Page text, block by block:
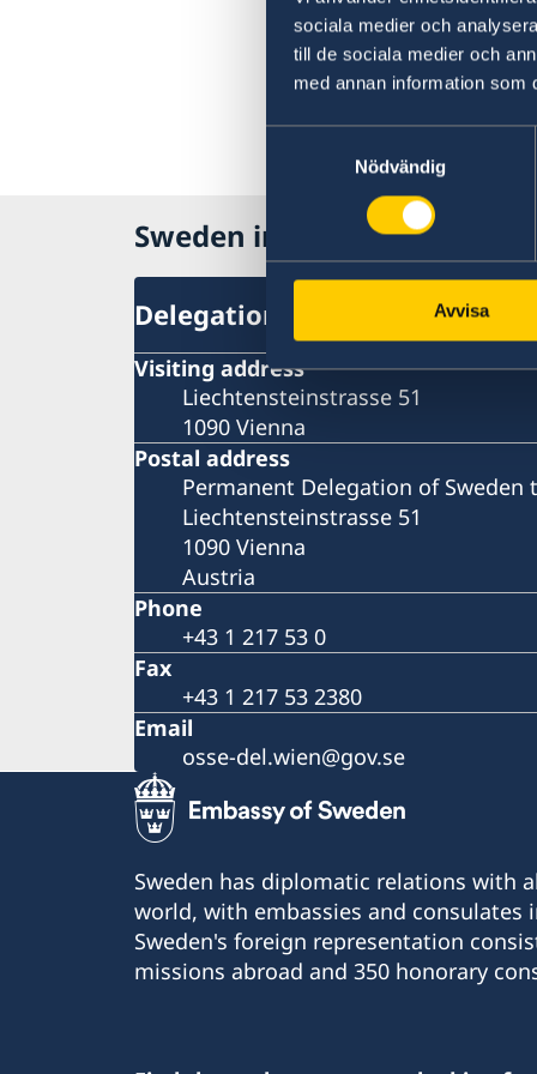
sociala medier och
till de sociala medier och
med annan information som
Nödvändig
Avvisa
Sweden in OSCE
Delegation
Visiting address
Liechtensteinstrasse 51
1090 Vienna
Postal address
Permanent Delegation of Sweden
Liechtensteinstrasse 51
1090 Vienna
Austria
Phone
+43 1 217 53 0
Fax
+43 1 217 53 2380
Email
osse-del.wien@gov.se
Sweden has diplomatic relations with
world, with embassies and consulates
Sweden's foreign representation
missions abroad and 350 honorary